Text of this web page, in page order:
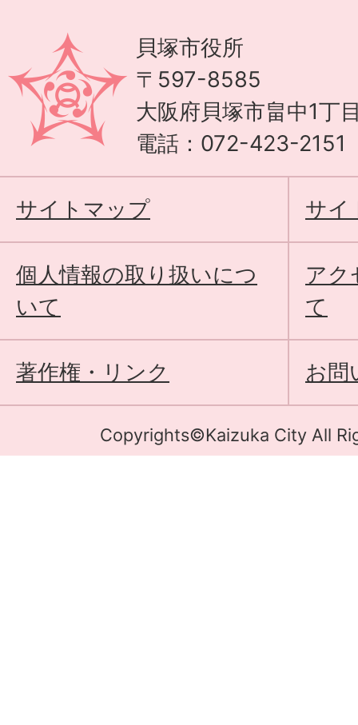
貝塚市役所
〒597-8585
大阪府貝塚市畠中1丁
電話：072-423-2151
サイトマップ サイ
個人情報の取り扱いにつ
いて
アク
て
著作権・リンク お問
Copyrights©Kaizuka City All